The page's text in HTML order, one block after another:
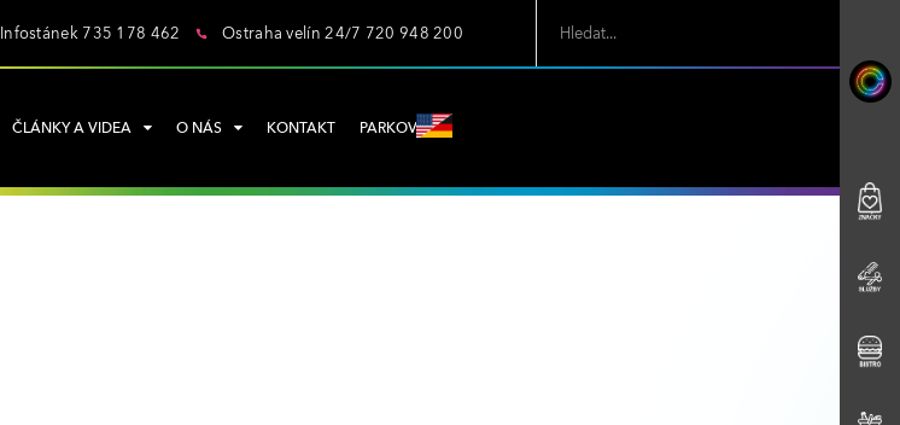
Infostánek 735 178 462 Ostraha velín 24/7 720 948 200
ČLÁNKY A VIDEA O NÁS KONTAKT PARKOVÁNÍ